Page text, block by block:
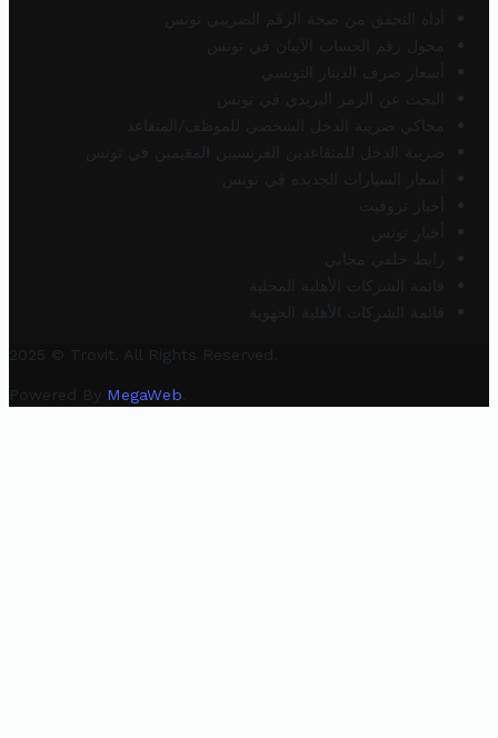
أداة التحقق من صحة الرقم الضريبي تونس
محول رقم الحساب الآيبان في تونس
أسعار صرف الدينار التونسي
البحث عن الرمز البريدي في تونس
محاكي ضريبة الدخل الشخصي للموظف/المتقاعد
ضريبة الدخل للمتقاعدين الفرنسيين المقيمين في تونس
أسعار السيارات الجديدة في تونس
أخبار تروفيت
أخبار تونس
رابط خلفي مجاني
قائمة الشركات الأهلية المحلية
قائمة الشركات الأهلية الجهوية
2025 © Trovit. All Rights Reserved.
Powered By MegaWeb